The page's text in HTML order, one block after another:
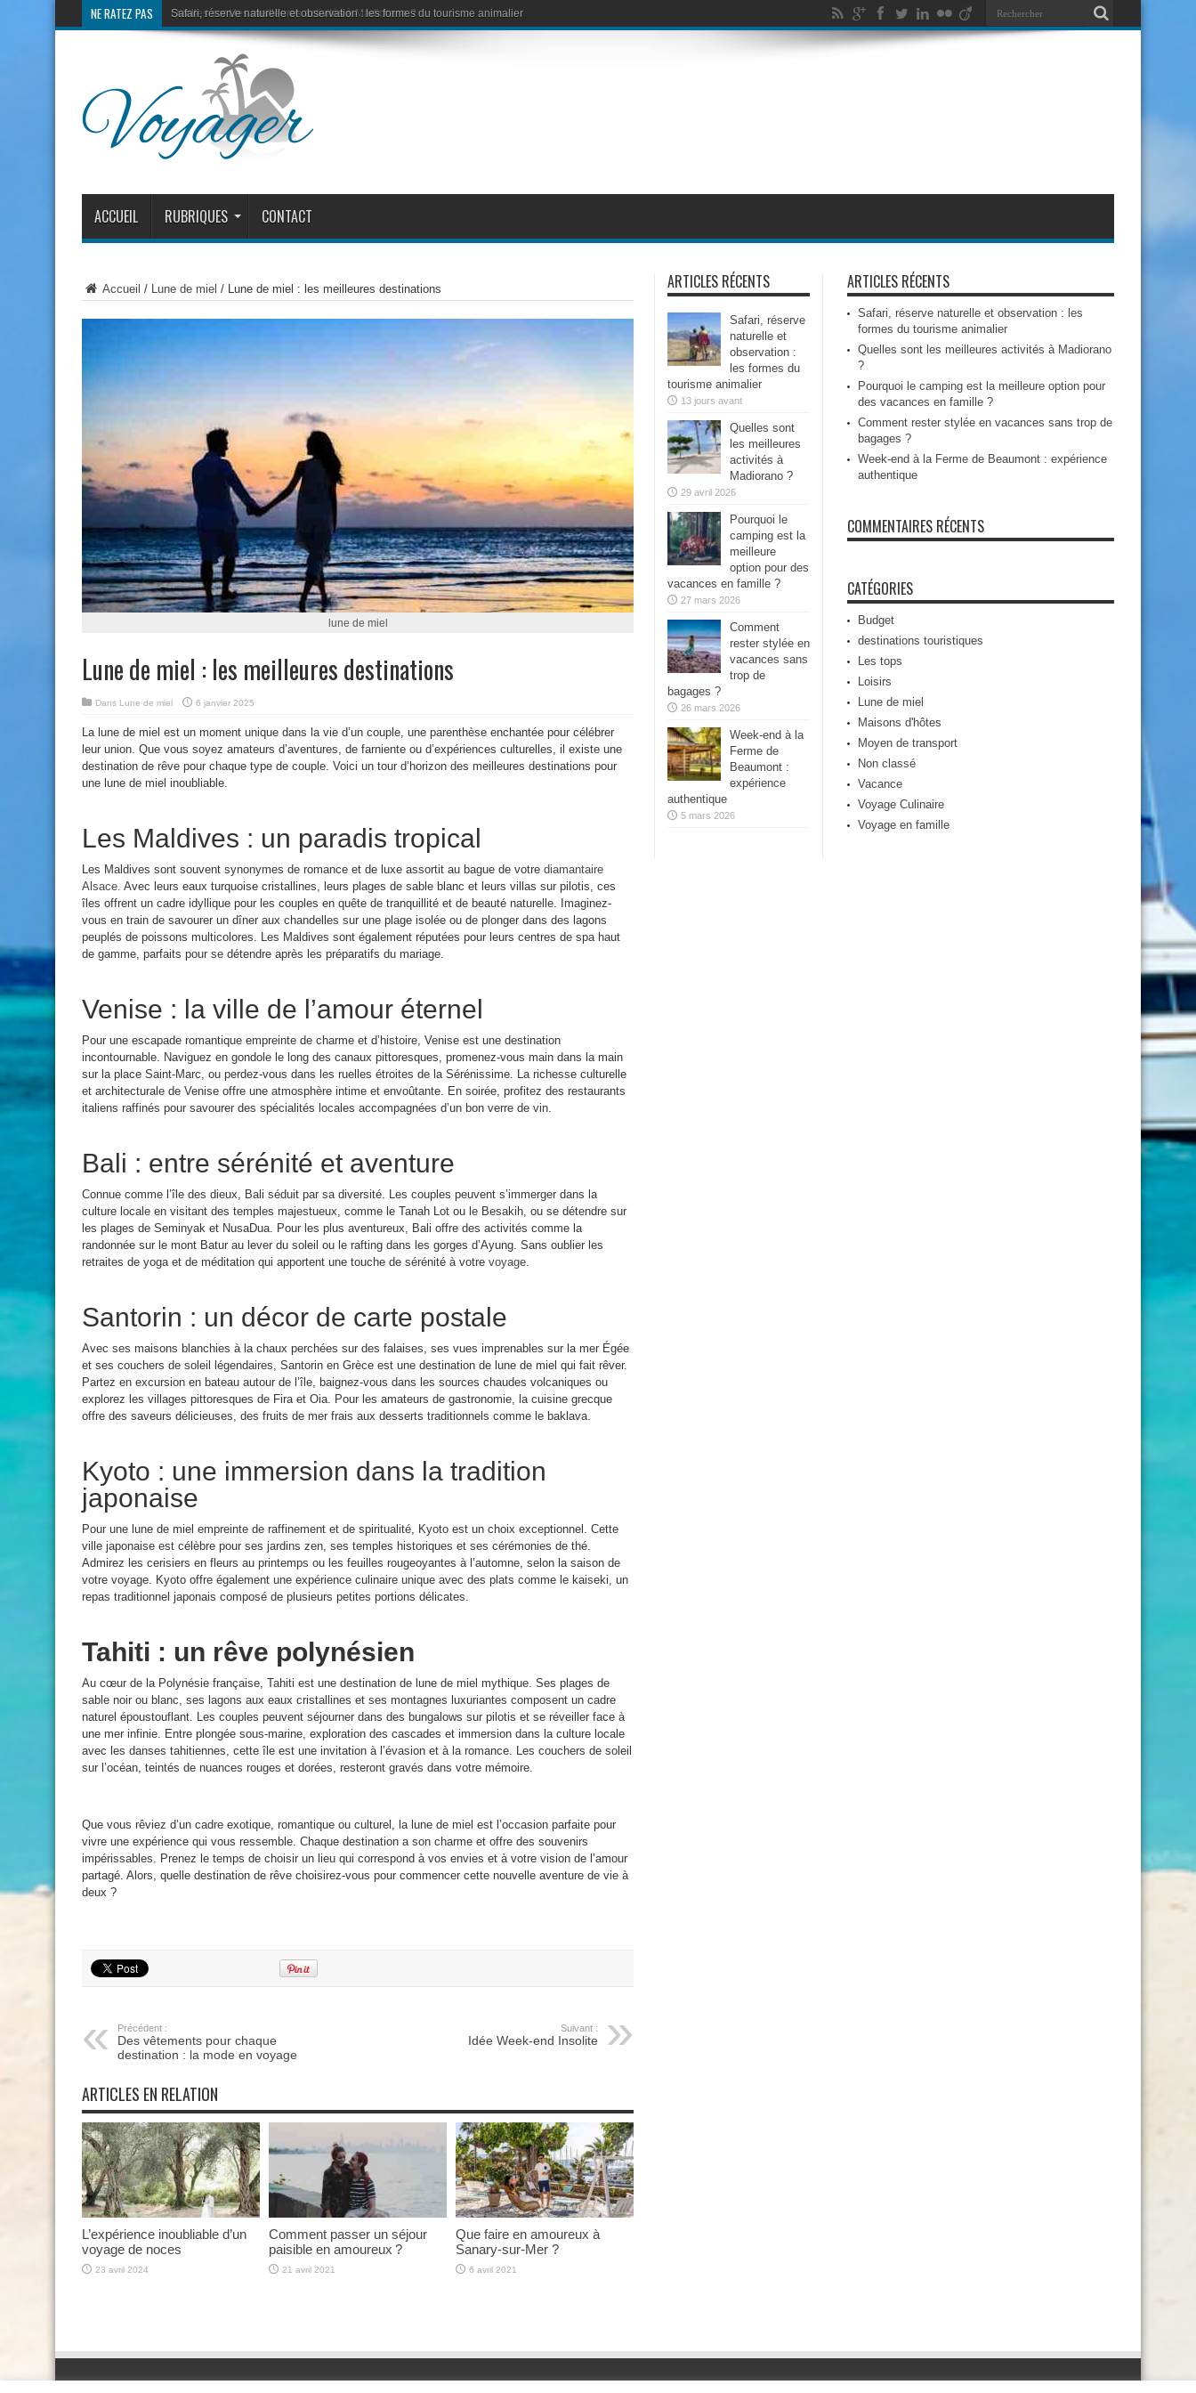
NE RATEZ PAS Quelles sont les meilleures activités à Madiorano ?
ACCUEIL RUBRIQUES CONTACT
Accueil / Lune de miel / Lune de miel : les meilleures destinations
lune de miel
Lune de miel : les meilleures destinations
Dans Lune de miel 6 janvier 2025
La lune de miel est un moment unique dans la vie d’un couple, une parenthèse enchantée pour célébrer
leur union. Que vous soyez amateurs d’aventures, de farniente ou d’expériences culturelles, il existe une
destination de rêve pour chaque type de couple. Voici un tour d’horizon des meilleures destinations pour
une lune de miel inoubliable.
Les Maldives : un paradis tropical
Les Maldives sont souvent synonymes de romance et de luxe assortit au bague de votre diamantaire
Alsace. Avec leurs eaux turquoise cristallines, leurs plages de sable blanc et leurs villas sur pilotis, ces
îles offrent un cadre idyllique pour les couples en quête de tranquillité et de beauté naturelle. Imaginez-
vous en train de savourer un dîner aux chandelles sur une plage isolée ou de plonger dans des lagons
peuplés de poissons multicolores. Les Maldives sont également réputées pour leurs centres de spa haut
de gamme, parfaits pour se détendre après les préparatifs du mariage.
Venise : la ville de l’amour éternel
Pour une escapade romantique empreinte de charme et d’histoire, Venise est une destination
incontournable. Naviguez en gondole le long des canaux pittoresques, promenez-vous main dans la main
sur la place Saint-Marc, ou perdez-vous dans les ruelles étroites de la Sérénissime. La richesse culturelle
et architecturale de Venise offre une atmosphère intime et envoûtante. En soirée, profitez des restaurants
italiens raffinés pour savourer des spécialités locales accompagnées d’un bon verre de vin.
Bali : entre sérénité et aventure
Connue comme l’île des dieux, Bali séduit par sa diversité. Les couples peuvent s’immerger dans la
culture locale en visitant des temples majestueux, comme le Tanah Lot ou le Besakih, ou se détendre sur
les plages de Seminyak et NusaDua. Pour les plus aventureux, Bali offre des activités comme la
randonnée sur le mont Batur au lever du soleil ou le rafting dans les gorges d’Ayung. Sans oublier les
retraites de yoga et de méditation qui apportent une touche de sérénité à votre voyage.
Santorin : un décor de carte postale
Avec ses maisons blanchies à la chaux perchées sur des falaises, ses vues imprenables sur la mer Égée
et ses couchers de soleil légendaires, Santorin en Grèce est une destination de lune de miel qui fait rêver.
Partez en excursion en bateau autour de l’île, baignez-vous dans les sources chaudes volcaniques ou
explorez les villages pittoresques de Fira et Oia. Pour les amateurs de gastronomie, la cuisine grecque
offre des saveurs délicieuses, des fruits de mer frais aux desserts traditionnels comme le baklava.
Kyoto : une immersion dans la tradition
japonaise
Pour une lune de miel empreinte de raffinement et de spiritualité, Kyoto est un choix exceptionnel. Cette
ville japonaise est célèbre pour ses jardins zen, ses temples historiques et ses cérémonies de thé.
Admirez les cerisiers en fleurs au printemps ou les feuilles rougeoyantes à l’automne, selon la saison de
votre voyage. Kyoto offre également une expérience culinaire unique avec des plats comme le kaiseki, un
repas traditionnel japonais composé de plusieurs petites portions délicates.
Tahiti : un rêve polynésien
Au cœur de la Polynésie française, Tahiti est une destination de lune de miel mythique. Ses plages de
sable noir ou blanc, ses lagons aux eaux cristallines et ses montagnes luxuriantes composent un cadre
naturel époustouflant. Les couples peuvent séjourner dans des bungalows sur pilotis et se réveiller face à
une mer infinie. Entre plongée sous-marine, exploration des cascades et immersion dans la culture locale
avec les danses tahitiennes, cette île est une invitation à l’évasion et à la romance. Les couchers de soleil
sur l’océan, teintés de nuances rouges et dorées, resteront gravés dans votre mémoire.
Que vous rêviez d’un cadre exotique, romantique ou culturel, la lune de miel est l’occasion parfaite pour
vivre une expérience qui vous ressemble. Chaque destination a son charme et offre des souvenirs
impérissables. Prenez le temps de choisir un lieu qui correspond à vos envies et à votre vision de l’amour
partagé. Alors, quelle destination de rêve choisirez-vous pour commencer cette nouvelle aventure de vie à
deux ?
Précédent :
Des vêtements pour chaque
destination : la mode en voyage
Suivant :
Idée Week-end Insolite
ARTICLES EN RELATION
L’expérience inoubliable d’un
voyage de noces
23 avril 2024
Comment passer un séjour
paisible en amoureux ?
21 avril 2021
Que faire en amoureux à
Sanary-sur-Mer ?
6 avril 2021
ARTICLES RÉCENTS
Safari, réserve
naturelle et
observation :
les formes du
tourisme animalier
13 jours avant
Quelles sont
les meilleures
activités à
Madiorano ?
29 avril 2026
Pourquoi le
camping est la
meilleure
option pour des
vacances en famille ?
27 mars 2026
Comment
rester stylée en
vacances sans
trop de
bagages ?
26 mars 2026
Week-end à la
Ferme de
Beaumont :
expérience
authentique
5 mars 2026
ARTICLES RÉCENTS
Safari, réserve naturelle et observation : les
formes du tourisme animalier
Quelles sont les meilleures activités à Madiorano
?
Pourquoi le camping est la meilleure option pour
des vacances en famille ?
Comment rester stylée en vacances sans trop de
bagages ?
Week-end à la Ferme de Beaumont : expérience
authentique
COMMENTAIRES RÉCENTS
CATÉGORIES
Budget
destinations touristiques
Les tops
Loisirs
Lune de miel
Maisons d'hôtes
Moyen de transport
Non classé
Vacance
Voyage Culinaire
Voyage en famille